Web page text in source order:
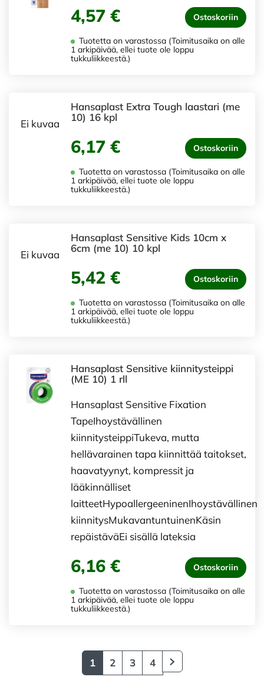
4,57 € Ostoskoriin
Tuotetta on varastossa (Toimitusaika on alle
1 arkipäivää, ellei tuote ole loppu
tukkuliikkeestä.)
Ei kuvaa
Hansaplast Extra Tough laastari (me
10) 16 kpl
6,17 € Ostoskoriin
Tuotetta on varastossa (Toimitusaika on alle
1 arkipäivää, ellei tuote ole loppu
tukkuliikkeestä.)
Ei kuvaa
Hansaplast Sensitive Kids 10cm x
6cm (me 10) 10 kpl
5,42 € Ostoskoriin
Tuotetta on varastossa (Toimitusaika on alle
1 arkipäivää, ellei tuote ole loppu
tukkuliikkeestä.)
Hansaplast Sensitive kiinnitysteippi
(ME 10) 1 rll
Hansaplast Sensitive Fixation
TapeIhoystävällinen
kiinnitysteippiTukeva, mutta
hellävarainen tapa kiinnittää taitokset,
haavatyynyt, kompressit ja
lääkinnälliset
laitteetHypoallergeeninenIhoystävällinen
kiinnitysMukavantuntuinenKäsin
repäistäväEi sisällä lateksia
6,16 € Ostoskoriin
Tuotetta on varastossa (Toimitusaika on alle
1 arkipäivää, ellei tuote ole loppu
tukkuliikkeestä.)
1 2 3 4